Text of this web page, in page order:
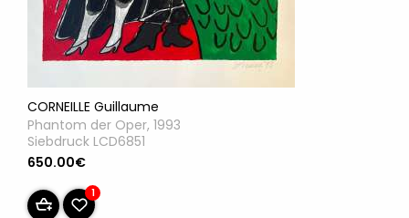
CORNEILLE Guillaume
Phantom der Oper, 1993
Siebdruck LCD6851
650.00€
1